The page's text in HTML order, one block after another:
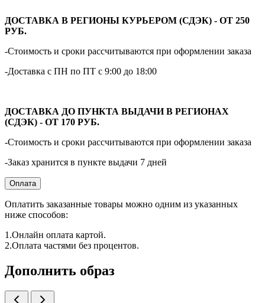
ДОСТАВКА В РЕГИОНЫ КУРЬЕРОМ (СДЭК) - ОТ 250
РУБ.
-Стоимость и сроки рассчитываются при оформлении заказа
-Доставка с ПН по ПТ с 9:00 до 18:00
ДОСТАВКА ДО ПУНКТА ВЫДАЧИ В РЕГИОНАХ
(СДЭК) - ОТ 170 РУБ.
-Стоимость и сроки рассчитываются при оформлении заказа
-Заказ хранится в пункте выдачи 7 дней
Оплата
Оплатить заказанные товары можно одним из указанных
ниже способов:
1.Онлайн оплата картой.
2.Оплата частями без процентов.
Дополнить образ